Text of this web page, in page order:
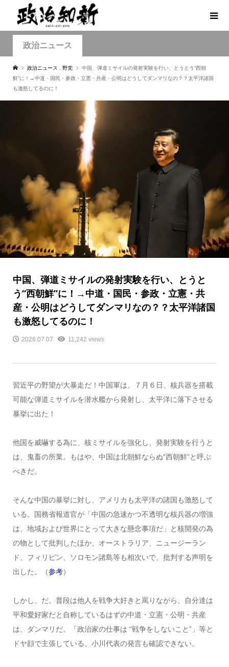
政治ニュース
政治ニュース 野党
中国、弾道ミサイルの発射実験を行い、とうとう“西朝
鮮”に！→中道・国民・参政・立憲・共産・公明はどうしてダンマリなの？？太平洋諸国
も激怒してるのに！
中国、弾道ミサイルの発射実験を行い、とうと
う“西朝鮮”に！→中道・国民・参政・立憲・共
産・公明はどうしてダンマリなの？？太平洋諸国
も激怒してるのに！
2026.07.07 11,242 views
習近平の野望が大暴走だ！中国軍は、７月６日、核兵器を搭載
可能な弾道ミサイルを潜水艦から発射し、太平洋に落下させる
暴挙に出た！
他国を威嚇する為に、核ミサイルを強化し、発射実験を行うと
は、鬼畜の所業。もはや、中国は北朝鮮ならぬ“西朝鮮”と呼ぶ
べきだ。
そんな中国の暴挙に対し、アメリカも太平洋の諸国も激怒して
いる。国務省報道官が「中国の急速かつ不透明な核兵器の増強
は、地域および世界にとって大きな懸念事項だ」と核開発の為
の物として批判したほか、オーストラリア、ニュージーラン
ド、フィリピン、ソロモン諸島等も相次いで、批判する声明を
出した。（参考）
しかし、だ。普段は他人を戦争大好きと罵りながら、自分達は
平和愛好家だと自称しているはずの中道・立憲・公明・共産
は、ダンマリだ。「政治家の仕事は “戦争をしないこと”」等と
ドヤ顔で主張している、小川代表の発言も確認できない。